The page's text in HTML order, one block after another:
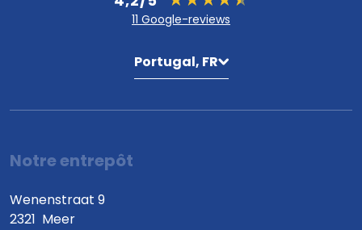
11 Google-reviews
Portugal, FR
Notre entrepôt
Wenenstraat 9
2321 Meer